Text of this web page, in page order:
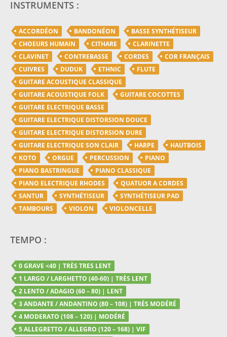
INSTRUMENTS :
ACCORDÉON BANDONÉON
BASSE SYNTHÉTISEUR
CHOEURS HUMAIN
CITHARE
CLARINETTE
CLAVINET
CONTREBASSE CORDES
COR FRANÇAIS
CUIVRES
DUDUK ETHNIC
FLUTE
GUITARE ACOUSTIQUE CLASSIQUE
GUITARE ACOUSTIQUE FOLK
GUITARE COCOTTES
GUITARE ELECTRIQUE BASSE
GUITARE ELECTRIQUE DISTORSION DOUCE
GUITARE ELECTRIQUE DISTORSION DURE
GUITARE ELECTRIQUE SON CLAIR
HARPE
HAUTBOIS
KOTO
ORGUE PERCUSSION
PIANO
PIANO BASTRINGUE
PIANO CLASSIQUE
PIANO ELECTRIQUE RHODES
QUATUOR A CORDES
SANTUR
SYNTHÉTISEUR
SYNTHÉTISEUR PAD
TAMBOURS
VIOLON VIOLONCELLE
TEMPO :
0 GRAVE <40 | TRÈS TRES LENT
1 LARGO / LARGHETTO (40-60) | TRÈS LENT
2 LENTO / ADAGIO (60 – 80) | LENT
3 ANDANTE / ANDANTINO (80 – 108) | TRÈS MODÉRÉ
4 MODERATO (108 – 120) | MODÉRÉ
5 ALLEGRETTO / ALLEGRO (120 – 168) | VIF